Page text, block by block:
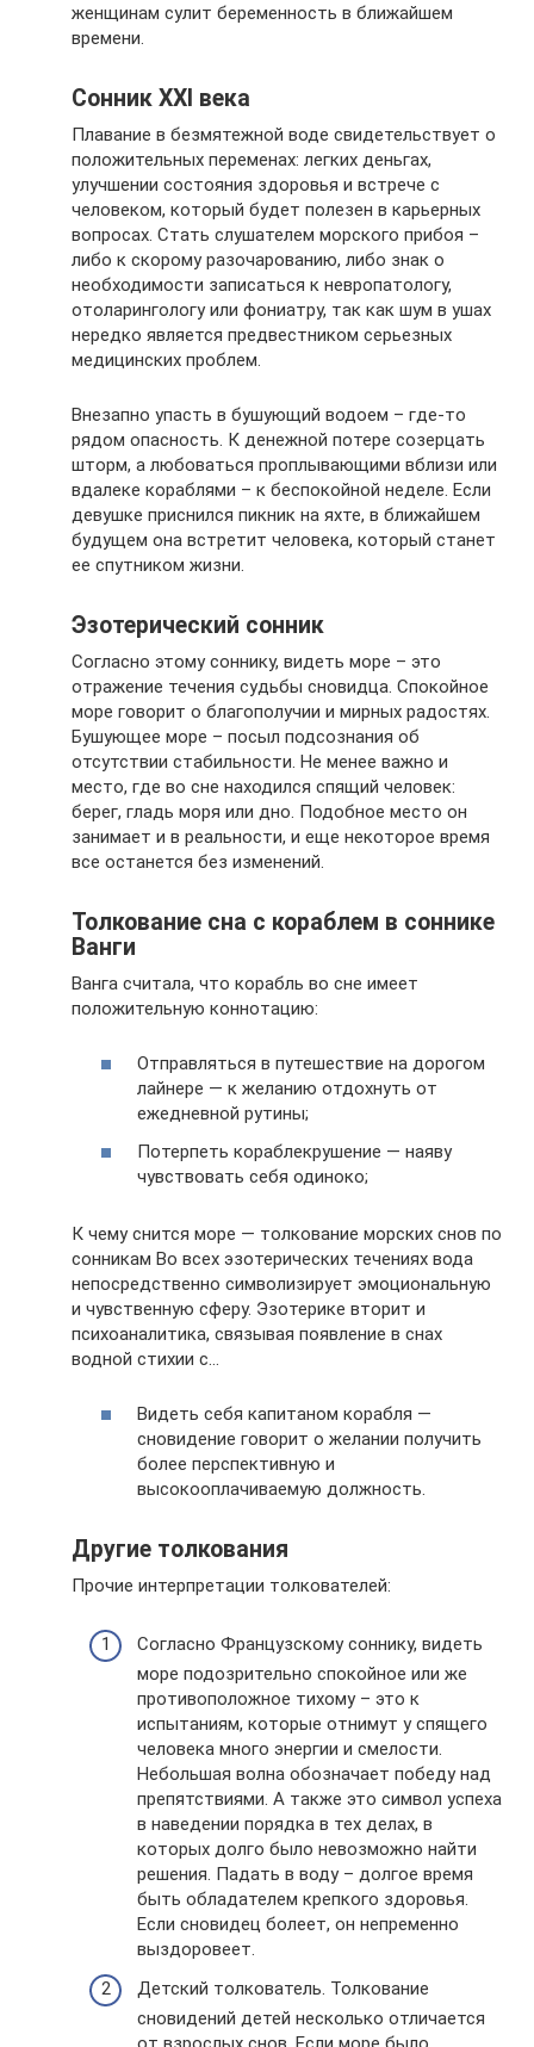
женщинам сулит беременность в ближайшем
времени.
Сонник XXI века
Плавание в безмятежной воде свидетельствует о
положительных переменах: легких деньгах,
улучшении состояния здоровья и встрече с
человеком, который будет полезен в карьерных
вопросах. Стать слушателем морского прибоя –
либо к скорому разочарованию, либо знак о
необходимости записаться к невропатологу,
отоларингологу или фониатру, так как шум в ушах
нередко является предвестником серьезных
медицинских проблем.
Внезапно упасть в бушующий водоем – где-то
рядом опасность. К денежной потере созерцать
шторм, а любоваться проплывающими вблизи или
вдалеке кораблями – к беспокойной неделе. Если
девушке приснился пикник на яхте, в ближайшем
будущем она встретит человека, который станет
ее спутником жизни.
Эзотерический сонник
Согласно этому соннику, видеть море – это
отражение течения судьбы сновидца. Спокойное
море говорит о благополучии и мирных радостях.
Бушующее море – посыл подсознания об
отсутствии стабильности. Не менее важно и
место, где во сне находился спящий человек:
берег, гладь моря или дно. Подобное место он
занимает и в реальности, и еще некоторое время
все останется без изменений.
Толкование сна с кораблем в соннике
Ванги
Ванга считала, что корабль во сне имеет
положительную коннотацию:
Отправляться в путешествие на дорогом
лайнере — к желанию отдохнуть от
ежедневной рутины;
Потерпеть кораблекрушение — наяву
чувствовать себя одиноко;
К чему снится море — толкование морских снов по
сонникам Во всех эзотерических течениях вода
непосредственно символизирует эмоциональную
и чувственную сферу. Эзотерике вторит и
психоаналитика, связывая появление в снах
водной стихии с…
Видеть себя капитаном корабля —
сновидение говорит о желании получить
более перспективную и
высокооплачиваемую должность.
Другие толкования
Прочие интерпретации толкователей:
Согласно Французскому соннику, видеть
море подозрительно спокойное или же
противоположное тихому – это к
испытаниям, которые отнимут у спящего
человека много энергии и смелости.
Небольшая волна обозначает победу над
препятствиями. А также это символ успеха
в наведении порядка в тех делах, в
которых долго было невозможно найти
решения. Падать в воду – долгое время
быть обладателем крепкого здоровья.
Если сновидец болеет, он непременно
выздоровеет.
Детский толкователь. Толкование
сновидений детей несколько отличается